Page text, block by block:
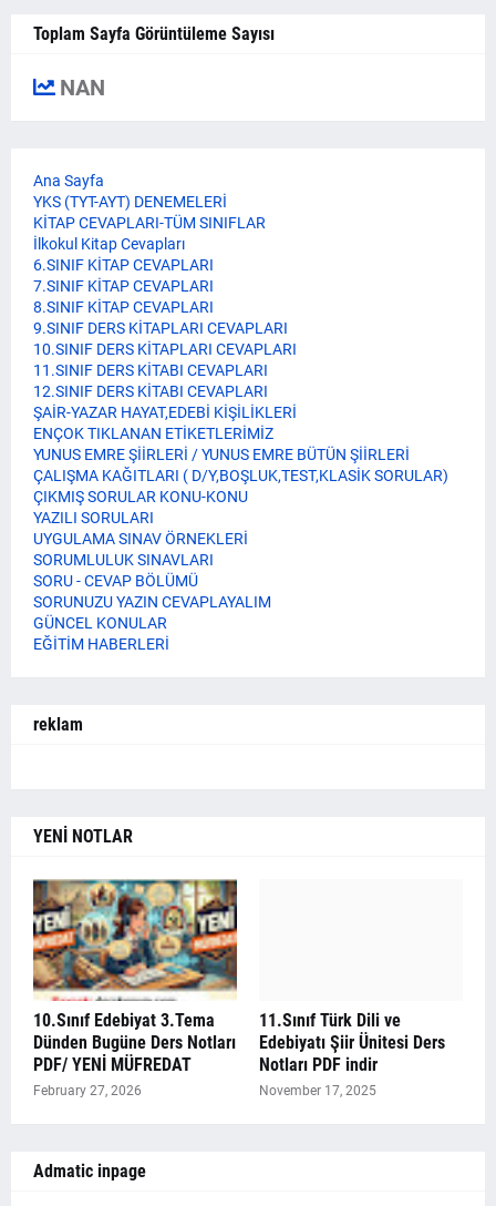
Toplam Sayfa Görüntüleme Sayısı
NAN
Ana Sayfa
YKS (TYT-AYT) DENEMELERİ
KİTAP CEVAPLARI-TÜM SINIFLAR
İlkokul Kitap Cevapları
6.SINIF KİTAP CEVAPLARI
7.SINIF KİTAP CEVAPLARI
8.SINIF KİTAP CEVAPLARI
9.SINIF DERS KİTAPLARI CEVAPLARI
10.SINIF DERS KİTAPLARI CEVAPLARI
11.SINIF DERS KİTABI CEVAPLARI
12.SINIF DERS KİTABI CEVAPLARI
ŞAİR-YAZAR HAYAT,EDEBİ KİŞİLİKLERİ
ENÇOK TIKLANAN ETİKETLERİMİZ
YUNUS EMRE ŞİİRLERİ / YUNUS EMRE BÜTÜN ŞİİRLERİ
ÇALIŞMA KAĞITLARI ( D/Y,BOŞLUK,TEST,KLASİK SORULAR)
ÇIKMIŞ SORULAR KONU-KONU
YAZILI SORULARI
UYGULAMA SINAV ÖRNEKLERİ
SORUMLULUK SINAVLARI
SORU - CEVAP BÖLÜMÜ
SORUNUZU YAZIN CEVAPLAYALIM
GÜNCEL KONULAR
EĞİTİM HABERLERİ
reklam
YENİ NOTLAR
10.Sınıf Edebiyat 3.Tema
Dünden Bugüne Ders Notları
PDF/ YENİ MÜFREDAT
February 27, 2026
11.Sınıf Türk Dili ve
Edebiyatı Şiir Ünitesi Ders
Notları PDF indir
November 17, 2025
Admatic inpage